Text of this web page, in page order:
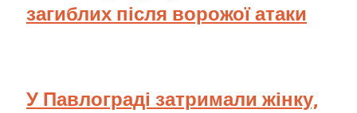
загиблих після ворожої атаки
У Павлограді затримали жінку,